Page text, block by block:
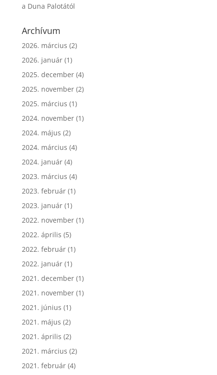
a Duna Palotától
Archívum
2026. március (2)
2026. január(1)
2025. december(4)
2025. november(2)
2025. március (1)
2024. november(1)
2024. május (2)
2024. március (4)
2024. január(4)
2023. március (4)
2023. február(1)
2023. január(1)
2022. november(1)
2022. április (5)
2022. február(1)
2022. január(1)
2021. december(1)
2021. november(1)
2021. június (1)
2021. május (2)
2021. április (2)
2021. március (2)
2021. február(4)